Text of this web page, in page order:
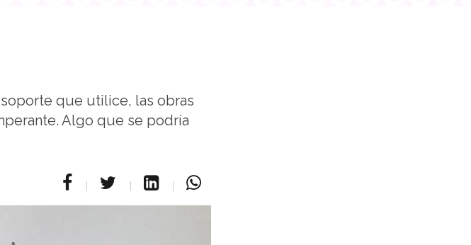
que utilice, las obras
Algo que se podría